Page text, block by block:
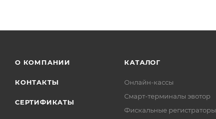
О КОМПАНИИ
КОНТАКТЫ
СЕРТИФИКАТЫ
КАТАЛОГ
Онлайн-кассы
Смарт-терминалы эвотор
Фискальные регистраторы